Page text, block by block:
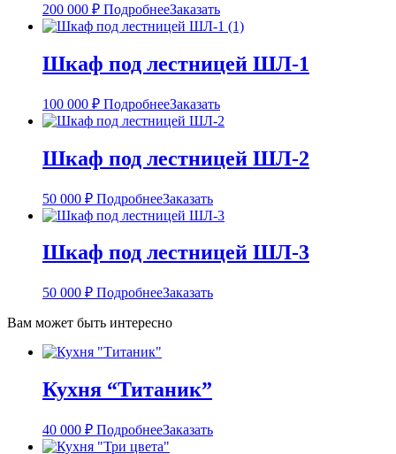
200 000 ₽ ПодробнееЗаказать
Шкаф под лестницей ШЛ-1
100 000 ₽ ПодробнееЗаказать
Шкаф под лестницей ШЛ-2
50 000 ₽ ПодробнееЗаказать
Шкаф под лестницей ШЛ-3
50 000 ₽ ПодробнееЗаказать
Вам может быть интересно
Кухня “Титаник”
40 000 ₽ ПодробнееЗаказать